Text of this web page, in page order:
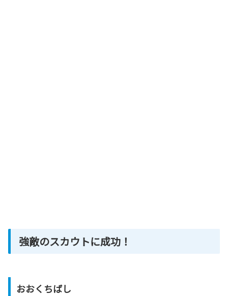
強敵のスカウトに成功！
おおくちばし